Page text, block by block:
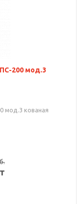
200 мод.3
мод.3 кованая